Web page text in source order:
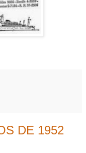
DE 1952